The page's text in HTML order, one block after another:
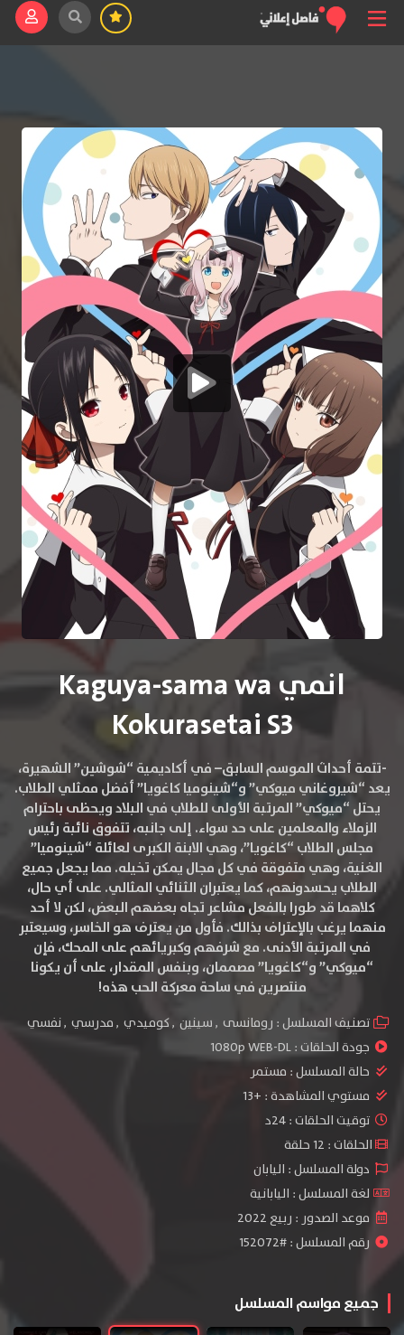
انمي Kaguya-sama wa
Kokurasetai S3
-تتمة أحداث الموسم السابق–في أكاديمية “شوشين” الشهيرة،
يعد “شيروغاني ميوكي” و“شينوميا كاغويا” أفضل ممثلي الطلاب.
يحتل “ميوكي” المرتبة الأولى للطلاب في البلاد ويحظى باحترام
الزملاء والمعلمين على حد سواء. إلى جانبه، تتفوق نائبة رئيس
مجلس الطلاب “كاغويا”، وهي الابنة الكبرى لعائلة “شينوميا”
الغنية، وهي متفوقة في كل مجال يمكن تخيله. مما يجعل جميع
الطلاب يحسدونهم، كما يعتبران الثنائي المثالي. على أي حال،
كلاهما قد طورا بالفعل مشاعر تجاه بعضهم البعض، لكن لا أحد
منهما يرغب بالإعتراف بذالك. فأول من يعترف هو الخاسر، وسيعتبر
في المرتبة الأدنى. مع شرفهم وكبريائهم على المحك، فإن
“ميوكي” و“كاغويا” مصممان، وبنفس المقدار، على أن يكونا
منتصرين في ساحة معركة الحب هذه!
تصنيف المسلسل : رومانسى ,سينين ,كوميدي ,مدرسي ,نفسي
جودة الحلقات :1080p WEB-DL
حالة المسلسل : مستمر
مستوي المشاهدة : +13
توقيت الحلقات : 24د
الحلقات : 12 حلقة
دولة المسلسل : اليابان
لغة المسلسل : اليابانية
موعد الصدور : ربيع 2022
رقم المسلسل : #152072
جميع مواسم المسلسل